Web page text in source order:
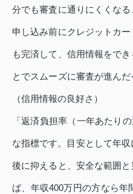
分でも審査に通りにくくなる
申し込み前にクレジットカ
も完済して、信用情報をで
とでスムーズに審査が進ん
（信用情報の良好さ）
「返済負担率（一年あたり
な指標です。目安として年
後に抑えると、安全な範囲
ば、年収400万円の方なら年